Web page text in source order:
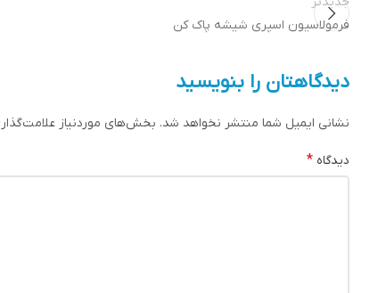
فرمولاسیون اسپری شیشه پاک کن
دیدگاهتان را بنویسید
نشانی ایمیل شما منتشر نخواهد شد. بخش‌های موردنیاز
دیدگاه *